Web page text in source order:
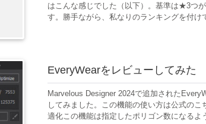
はこんな感じでした（以下）。基準は★3つ
す。勝手ながら、私なりのランキングを付け
EveryWearをレビューしてみた
Marvelous Designer 2024で追加された
してみました。この機能の使い方は公式の
適化この機能は指定したポリゴン数になるよ